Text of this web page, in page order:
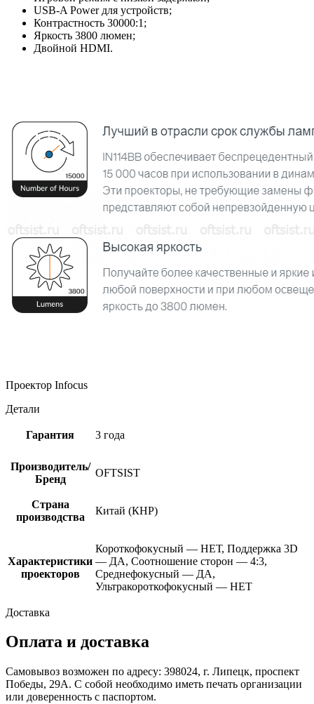
USB-A Power для устройств;
Контрастность 30000:1;
Яркость 3800 люмен;
Двойной HDMI.
Проектор Infocus
Детали
Гарантия 3 года
Производитель/
Бренд
OFTSIST
Страна
производства
Китай (КНР)
Характеристики
проекторов
Короткофокусный — НЕТ, Поддержка 3D
— ДА, Соотношение сторон — 4:3,
Среднефокусный — ДА,
Ультракороткофокусный — НЕТ
Доставка
Оплата и доставка
Самовывоз возможен по адресу: 398024, г. Липецк, проспект
Победы, 29А. С собой необходимо иметь печать организации
или доверенность с паспортом.